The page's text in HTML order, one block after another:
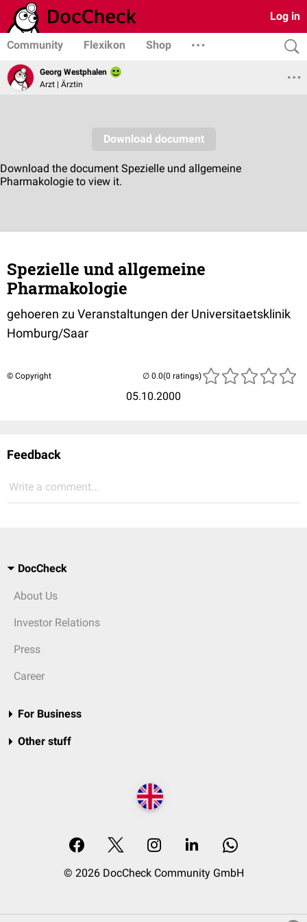
Log in
Community Flexikon Shop
Georg Westphalen
Arzt | Ärztin
Spezielle und allgemeine
Pharmakologie
gehoeren zu Veranstaltungen der Universitaetsklinik
Homburg/Saar
© Copyright
05.10.2000
(0 ratings)
Feedback
Write a comment...
DocCheck
About Us
Investor Relations
Press
Career
For Business
Other stuff
© 2026 DocCheck Community GmbH